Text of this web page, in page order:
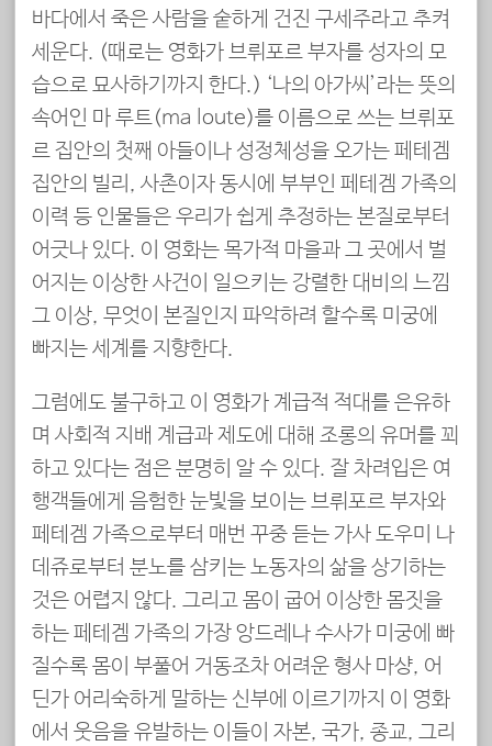
바다에서 죽은 사람을 숱하게 건진 구세주라고 추켜
세운다. (때로는 영화가 브뤼포르 부자를 성자의 모
습으로 묘사하기까지 한다.) ‘나의 아가씨’라는 뜻의
속어인 마 루트(ma loute)를 이름으로 쓰는 브뤼포
르 집안의 첫째 아들이나 성정체성을 오가는 페테겜
집안의 빌리, 사촌이자 동시에 부부인 페테겜 가족의
이력 등 인물들은 우리가 쉽게 추정하는 본질로부터
어긋나 있다. 이 영화는 목가적 마을과 그 곳에서 벌
어지는 이상한 사건이 일으키는 강렬한 대비의 느낌
그 이상, 무엇이 본질인지 파악하려 할수록 미궁에
빠지는 세계를 지향한다.
그럼에도 불구하고 이 영화가 계급적 적대를 은유하
며 사회적 지배 계급과 제도에 대해 조롱의 유머를 꾀
하고 있다는 점은 분명히 알 수 있다. 잘 차려입은 여
행객들에게 음험한 눈빛을 보이는 브뤼포르 부자와
페테겜 가족으로부터 매번 꾸중 듣는 가사 도우미 나
데쥬로부터 분노를 삼키는 노동자의 삶을 상기하는
것은 어렵지 않다. 그리고 몸이 굽어 이상한 몸짓을
하는 페테겜 가족의 가장 앙드레나 수사가 미궁에 빠
질수록 몸이 부풀어 거동조차 어려운 형사 마샹, 어
딘가 어리숙하게 말하는 신부에 이르기까지 이 영화
에서 웃음을 유발하는 이들이 자본, 국가, 종교, 그리